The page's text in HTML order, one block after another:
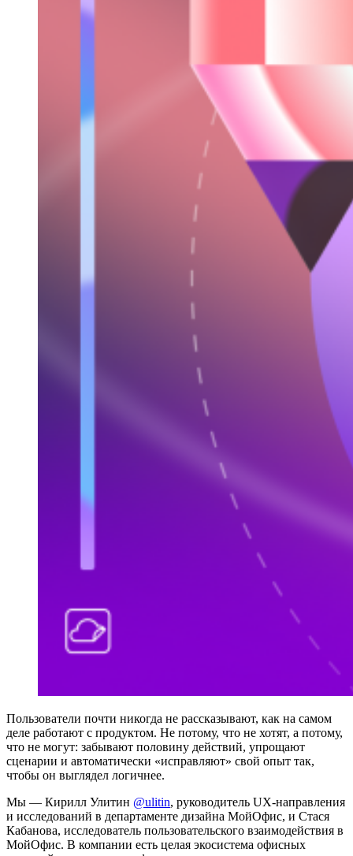
Пользователи почти никогда не рассказывают, как на самом
деле работают с продуктом. Не потому, что не хотят, а потому,
что не могут: забывают половину действий, упрощают
сценарии и автоматически «исправляют» свой опыт так,
чтобы он выглядел логичнее.
Мы — Кирилл Улитин @ulitin, руководитель UX-направления
и исследований в департаменте дизайна МойОфис, и Стася
Кабанова, исследователь пользовательского взаимодействия в
МойОфис. В компании есть целая экосистема офисных